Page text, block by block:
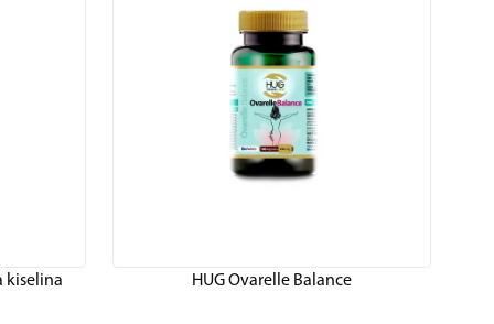
kiselina HUG Ovarelle Balance